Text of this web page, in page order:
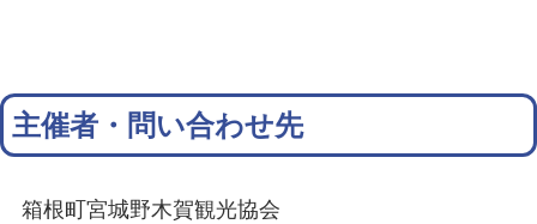
主催者・問い合わせ先
箱根町宮城野木賀観光協会